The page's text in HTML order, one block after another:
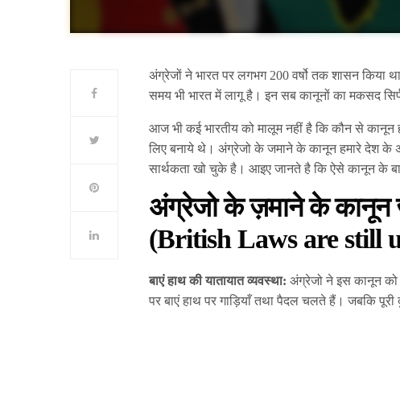
अंग्रेजों ने भारत पर लगभग 200 वर्षो तक शासन
समय भी भारत में लागू है। इन सब कानूनों का मकसद
आज भी कई भारतीय को मालूम नहीं है कि कौन से
लिए बनाये थे। अंग्रेजो के जमाने के कानून हमारे देश
सार्थकता खो चुके है। आइए जानते है कि ऐसे कानून के
अंग्रेजो के ज़माने के कानून
(British Laws are still
बाएं हाथ की यातायात व्यवस्था: अंग्रेजो ने इस कानून
पर बाएं हाथ पर गाड़ियाँ तथा पैदल चलते हैं। जबकि